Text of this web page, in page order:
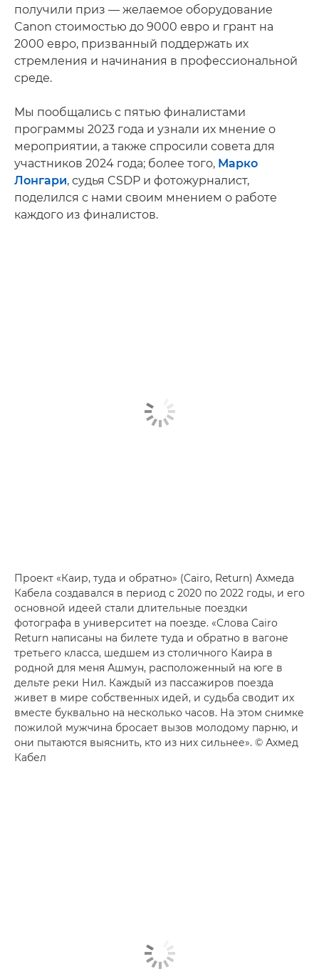
получили приз — желаемое оборудование
Canon стоимостью до 9000 евро и грант на
2000 евро, призванный поддержать их
стремления и начинания в профессиональной
среде.
Мы пообщались с пятью финалистами
программы 2023 года и узнали их мнение о
мероприятии, а также спросили совета для
участников 2024 года; более того, Марко
Лонгари, судья CSDP и фотожурналист,
поделился с нами своим мнением о работе
каждого из финалистов.
Проект «Каир, туда и обратно» (Cairo, Return) Ахмеда
Кабела создавался в период с 2020 по 2022 годы, и его
основной идеей стали длительные поездки
фотографа в университет на поезде. «Слова Cairo
Return написаны на билете туда и обратно в вагоне
третьего класса, шедшем из столичного Каира в
родной для меня Ашмун, расположенный на юге в
дельте реки Нил. Каждый из пассажиров поезда
живет в мире собственных идей, и судьба сводит их
вместе буквально на несколько часов. На этом снимке
пожилой мужчина бросает вызов молодому парню, и
они пытаются выяснить, кто из них сильнее». © Ахмед
Кабел